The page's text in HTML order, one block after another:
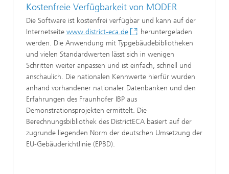
Kostenfreie Verfügbarkeit von MODER
Die Software ist kostenfrei verfügbar und kann auf der
Internetseite www.district-eca.de
heruntergeladen
werden. Die Anwendung mit Typgebäudebibliotheken
und vielen Standardwerten lässt sich in wenigen
Schritten weiter anpassen und ist einfach, schnell und
anschaulich. Die nationalen Kennwerte hierfür wurden
anhand vorhandener nationaler Datenbanken und den
Erfahrungen des Fraunhofer IBP aus
Demonstrationsprojekten ermittelt. Die
Berechnungsbibliothek des DistrictECA basiert auf der
zugrunde liegenden Norm der deutschen Umsetzung der
EU-Gebäuderichtlinie (EPBD).